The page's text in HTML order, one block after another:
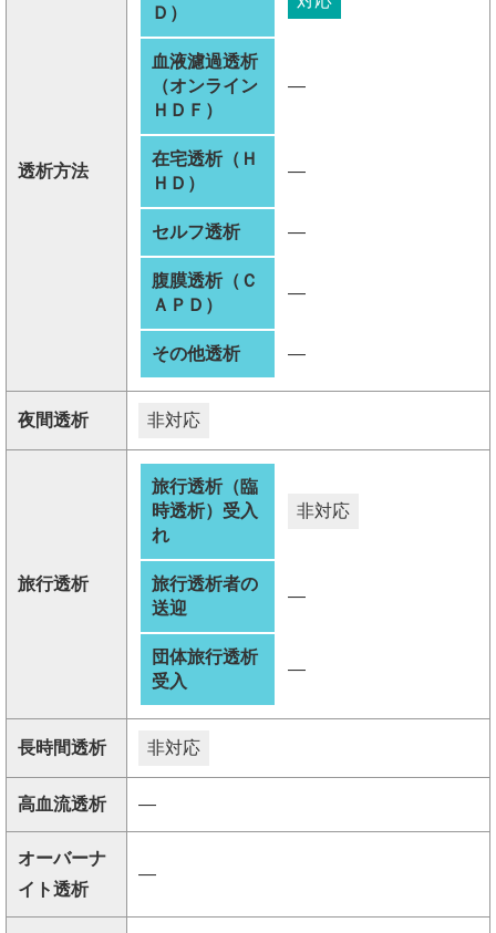
透析方法
Ｄ）
血液濾過透析
（オンライン
ＨＤＦ）
―
在宅透析（Ｈ
ＨＤ）
―
セルフ透析 ―
腹膜透析（Ｃ
ＡＰＤ）
―
その他透析 ―
夜間透析 非対応
旅行透析
旅行透析（臨
時透析）受入
れ
非対応
旅行透析者の
送迎
―
団体旅行透析
受入
―
長時間透析 非対応
高血流透析 ―
オーバーナ
イト透析
―